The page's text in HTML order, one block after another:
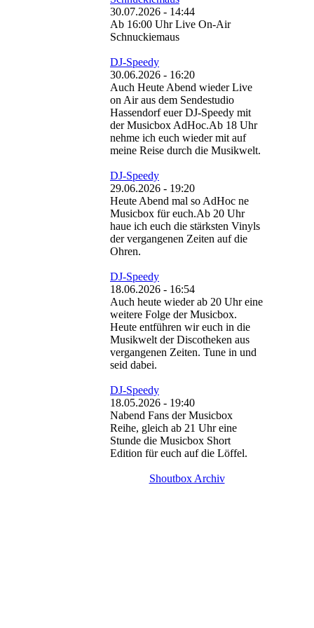
30.07.2026 - 14:44
Ab 16:00 Uhr Live On-Air
Schnuckiemaus
DJ-Speedy
30.06.2026 - 16:20
Auch Heute Abend wieder Live
on Air aus dem Sendestudio
Hassendorf euer DJ-Speedy mit
der Musicbox AdHoc.Ab 18 Uhr
nehme ich euch wieder mit auf
meine Reise durch die Musikwelt.
DJ-Speedy
29.06.2026 - 19:20
Heute Abend mal so AdHoc ne
Musicbox für euch.Ab 20 Uhr
haue ich euch die stärksten Vinyls
der vergangenen Zeiten auf die
Ohren.
DJ-Speedy
18.06.2026 - 16:54
Auch heute wieder ab 20 Uhr eine
weitere Folge der Musicbox.
Heute entführen wir euch in die
Musikwelt der Discotheken aus
vergangenen Zeiten. Tune in und
seid dabei.
DJ-Speedy
18.05.2026 - 19:40
Nabend Fans der Musicbox
Reihe, gleich ab 21 Uhr eine
Stunde die Musicbox Short
Edition für euch auf die Löffel.
Shoutbox Archiv